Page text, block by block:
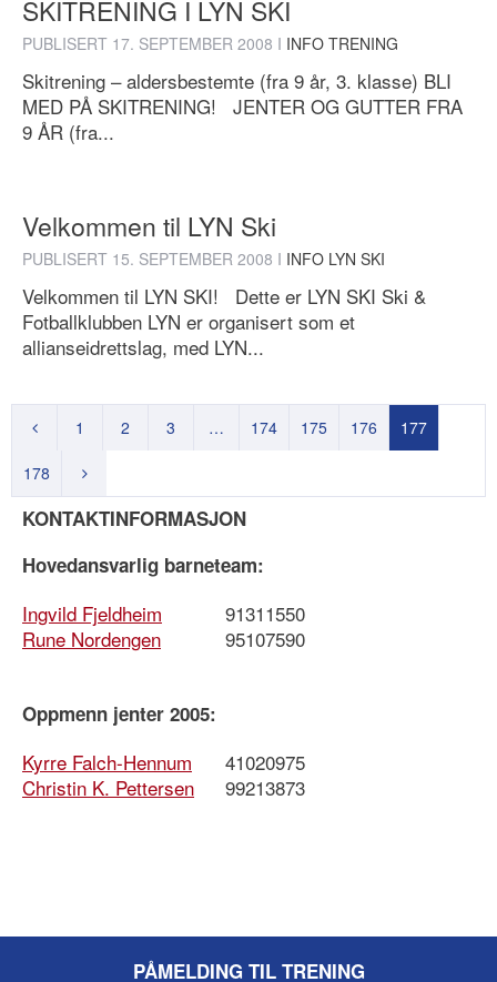
SKITRENING I LYN SKI
PUBLISERT 17. SEPTEMBER 2008 I INFO TRENING
Skitrening – aldersbestemte (fra 9 år, 3. klasse) BLI
MED PÅ SKITRENING! JENTER OG GUTTER FRA
9 ÅR (fra...
Velkommen til LYN Ski
PUBLISERT 15. SEPTEMBER 2008 I INFO LYN SKI
Velkommen til LYN SKI! Dette er LYN SKI Ski &
Fotballklubben LYN er organisert som et
allianseidrettslag, med LYN...
1 2 3 … 174 175 176 177
178
KONTAKTINFORMASJON
Hovedansvarlig barneteam:
Ingvild Fjeldheim
91311550
Rune Nordengen
95107590
Oppmenn jenter 2005:
Kyrre Falch-Hennum
41020975
Christin K. Pettersen
99213873
PÅMELDING TIL TRENING